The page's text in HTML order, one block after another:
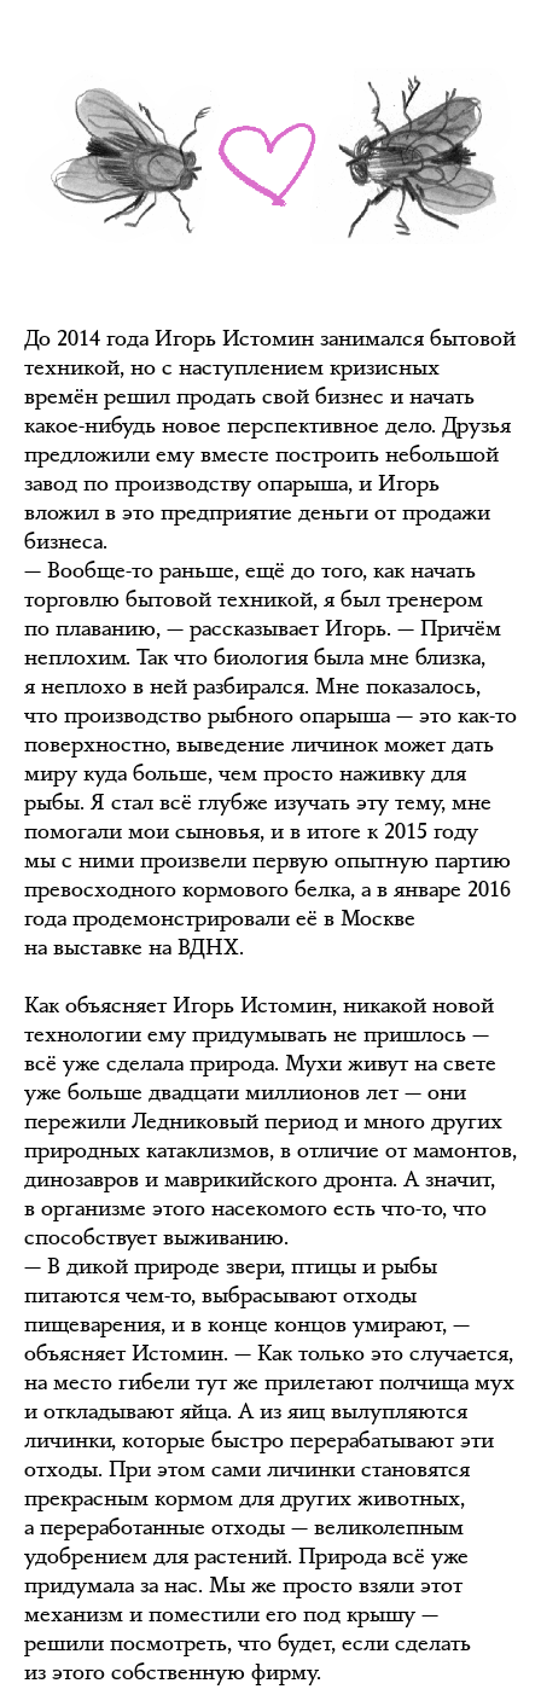
До 2014 года Игорь Истомин занимался бытовой
техникой, но с наступлением кризисных
времён решил продать свой бизнес и начать
какое-нибудь новое перспективное дело. Друзья
предложили ему вместе построить небольшой
завод по производству опарыша, и Игорь
вложил в это предприятие деньги от продажи
бизнеса.
— Вообще-то раньше, ещё до того, как начать
торговлю бытовой техникой, я был тренером
по плаванию, — рассказывает Игорь. — Причём
неплохим. Так что биология была мне близка,
я неплохо в ней разбирался. Мне показалось,
что производство рыбного опарыша — это как-то
поверхностно, выведение личинок может дать
миру куда больше, чем просто наживку для
рыбы. Я стал всё глубже изучать эту тему, мне
помогали мои сыновья, и в итоге к 2015 году
мы с ними произвели первую опытную партию
превосходного кормового белка, а в январе 2016
года продемонстрировали её в Москве
на выставке на ВДНХ.
Как объясняет Игорь Истомин, никакой новой
технологии ему придумывать не пришлось —
всё уже сделала природа. Мухи живут на свете
уже больше двадцати миллионов лет — они
пережили Ледниковый период и много других
природных катаклизмов, в отличие от мамонтов,
динозавров и маврикийского дронта. А значит,
в организме этого насекомого есть что-то, что
способствует выживанию.
— В дикой природе звери, птицы и рыбы
питаются чем-то, выбрасывают отходы
пищеварения, и в конце концов умирают, —
объясняет Истомин. — Как только это случается,
на место гибели тут же прилетают полчища мух
и откладывают яйца. А из яиц вылупляются
личинки, которые быстро перерабатывают эти
отходы. При этом сами личинки становятся
прекрасным кормом для других животных,
а переработанные отходы — великолепным
удобрением для растений. Природа всё уже
придумала за нас. Мы же просто взяли этот
механизм и поместили его под крышу —
решили посмотреть, что будет, если сделать
из этого собственную фирму.